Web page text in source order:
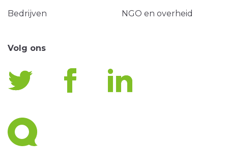
Bedrijven NGO en overheid
Volg ons